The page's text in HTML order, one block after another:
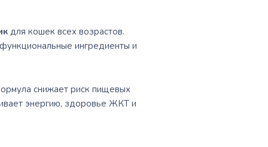
для кошек всех возрастов.
ингредиенты и
снижает риск пищевых
энергию, здоровье ЖКТ и